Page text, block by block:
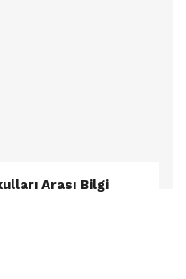
Arası Bilgi